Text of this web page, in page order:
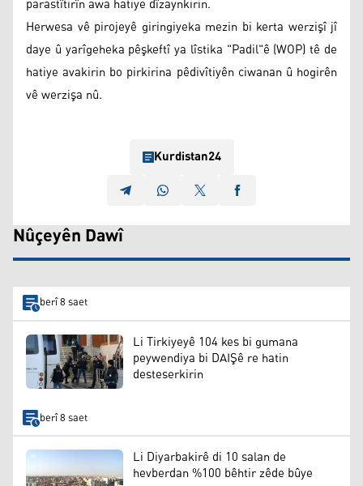
Herwesa vê pirojeyê giringiyeka mezin bi kerta werzişî jî
daye û yarîgeheka pêşkeftî ya lîstika "Padil"ê (WOP) tê de
hatiye avakirin bo pirkirina pêdivîtiyên ciwanan û hogirên
vê werzişa nû.
Kurdistan24
Nûçeyên Dawî
berî 8 saet
Li Tirkiyeyê 104 kes bi gumana
peywendiya bi DAIŞê re hatin
desteserkirin
berî 8 saet
Li Diyarbakirê di 10 salan de
hevberdan %100 bêhtir zêde bûye